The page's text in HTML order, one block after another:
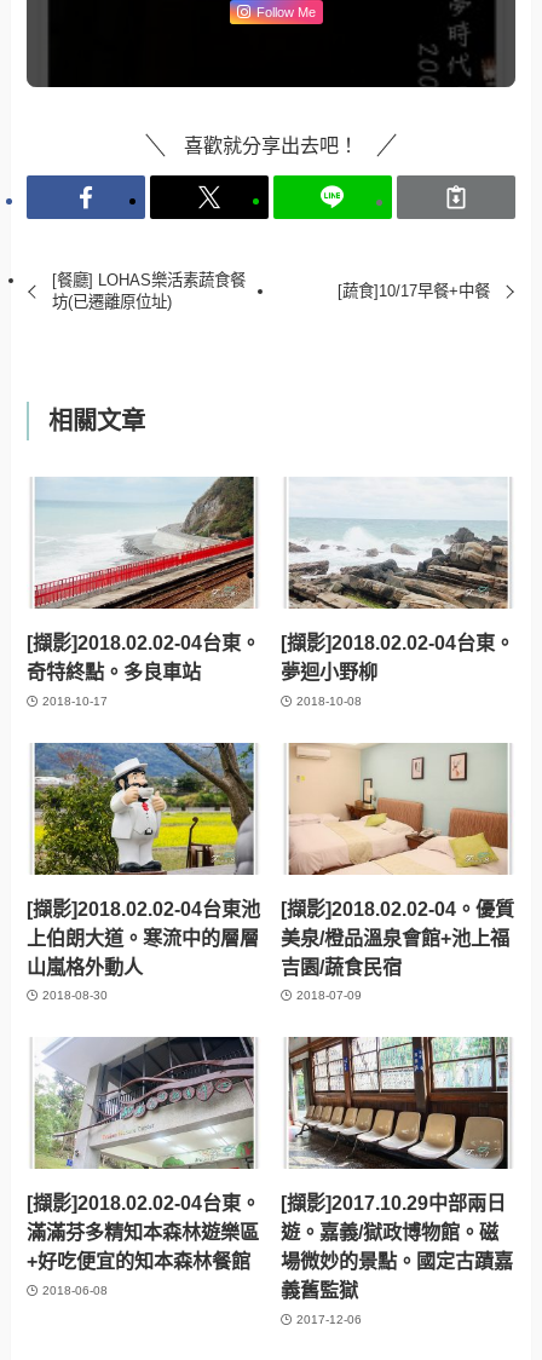
Follow Me
喜歡就分享出去吧！
[餐廳] LOHAS樂活素蔬食餐
坊(已遷離原位址)
[蔬食]10/17早餐+中餐
相關文章
[擷影]2018.02.02-04台東。
奇特終點。多良車站
2018-10-17
[擷影]2018.02.02-04台東。
夢迴小野柳
2018-10-08
[擷影]2018.02.02-04台東池
上伯朗大道。寒流中的層層
山嵐格外動人
2018-08-30
[擷影]2018.02.02-04。優質
美泉/橙品溫泉會館+池上福
吉園/蔬食民宿
2018-07-09
[擷影]2018.02.02-04台東。
滿滿芬多精知本森林遊樂區
+好吃便宜的知本森林餐館
2018-06-08
[擷影]2017.10.29中部兩日
遊。嘉義/獄政博物館。磁
場微妙的景點。國定古蹟嘉
義舊監獄
2017-12-06